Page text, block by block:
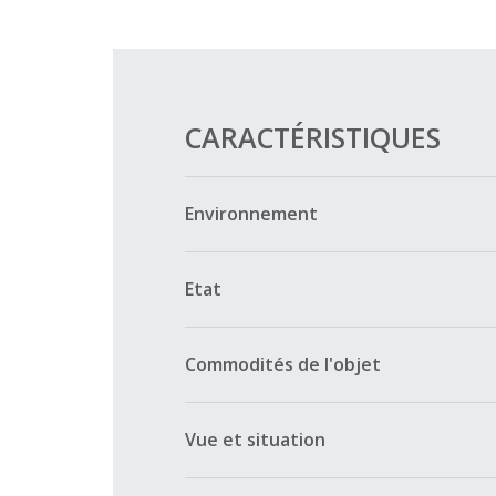
CARACTÉRISTIQUES
Environnement
Etat
Commodités de l'objet
Vue et situation